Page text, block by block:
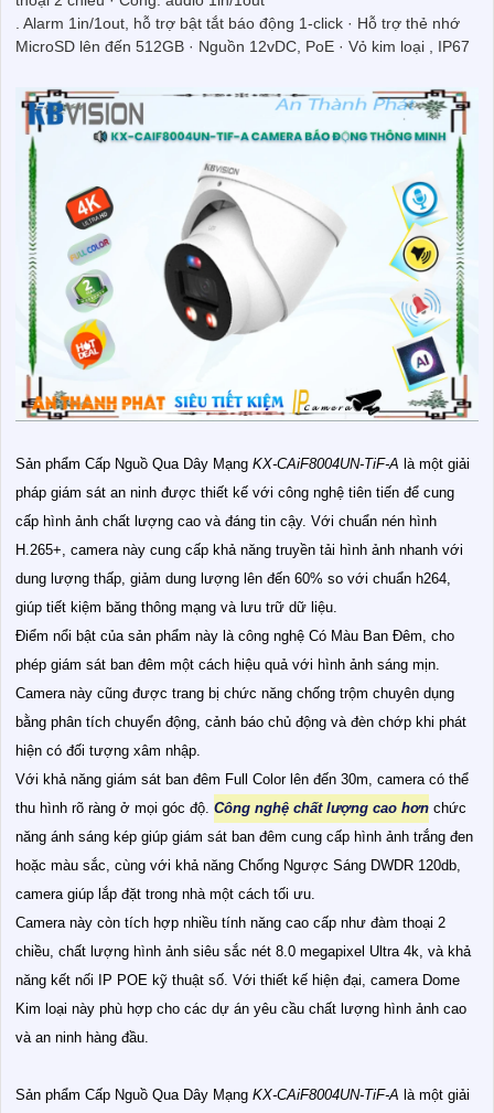
. Alarm 1in/1out, hỗ trợ bật tắt báo động 1-click · Hỗ trợ thẻ nhớ
MicroSD lên đến 512GB · Nguồn 12vDC, PoE · Vỏ kim loại , IP67
Sản phẩm Cấp Nguồ Qua Dây Mạng KX-CAiF8004UN-TiF-A là một giải
pháp giám sát an ninh được thiết kế với công nghệ tiên tiến để cung
cấp hình ảnh chất lượng cao và đáng tin cậy. Với chuẩn nén hình
H.265+, camera này cung cấp khả năng truyền tải hình ảnh nhanh với
dung lượng thấp, giảm dung lượng lên đến 60% so với chuẩn h264,
giúp tiết kiệm băng thông mạng và lưu trữ dữ liệu.
Điểm nổi bật của sản phẩm này là công nghệ Có Màu Ban Ðêm, cho
phép giám sát ban đêm một cách hiệu quả với hình ảnh sáng mịn.
Camera này cũng được trang bị chức năng chống trộm chuyên dụng
bằng phân tích chuyển động, cảnh báo chủ động và đèn chớp khi phát
hiện có đối tượng xâm nhập.
Với khả năng giám sát ban đêm Full Color lên đến 30m, camera có thể
thu hình rõ ràng ở mọi góc độ. Công nghệ chất lượng cao hơn chức
năng ánh sáng kép giúp giám sát ban đêm cung cấp hình ảnh trắng đen
hoặc màu sắc, cùng với khả năng Chống Ngược Sáng DWDR 120db,
camera giúp lắp đặt trong nhà một cách tối ưu.
Camera này còn tích hợp nhiều tính năng cao cấp như đàm thoại 2
chiều, chất lượng hình ảnh siêu sắc nét 8.0 megapixel Ultra 4k, và khả
năng kết nối IP POE kỹ thuật số. Với thiết kế hiện đại, camera Dome
Kim loại này phù hợp cho các dự án yêu cầu chất lượng hình ảnh cao
và an ninh hàng đầu.
Sản phẩm Cấp Nguồ Qua Dây Mạng KX-CAiF8004UN-TiF-A là một giải